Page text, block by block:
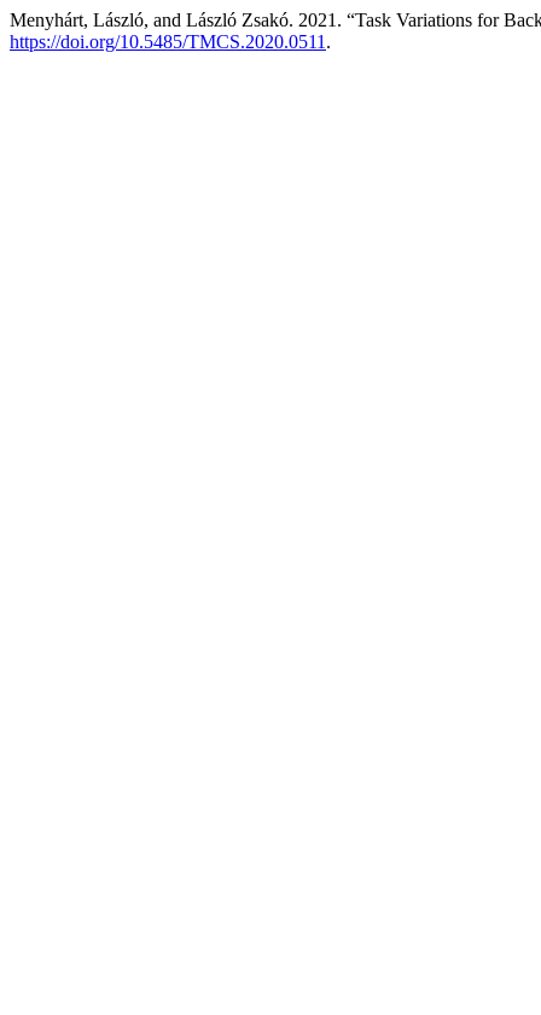
Menyhárt, László, and László Zsakó. 2021. “Task Variations for
https://doi.org/10.5485/TMCS.2020.0511 .